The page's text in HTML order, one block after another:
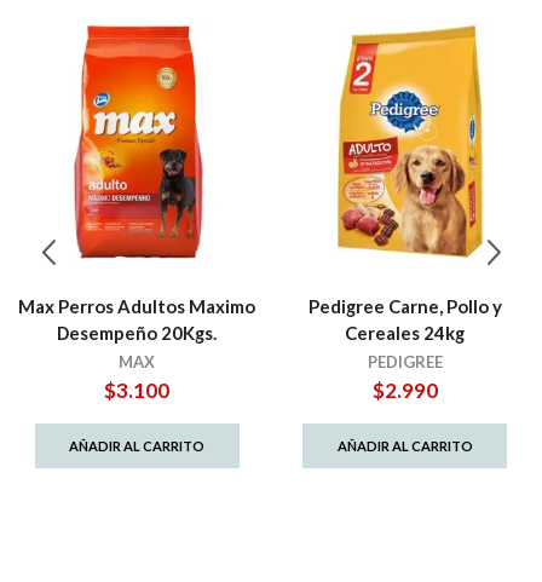
Max Perros Adultos Maximo
Desempeño 20Kgs.
MAX
$3.100
AÑADIR AL CARRITO
Pedigree Carne, Pollo y
Cereales 24kg
PEDIGREE
$2.990
AÑADIR AL CARRITO